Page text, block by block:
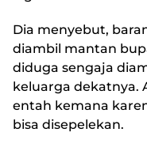
Dia menyebut,
diambil mantan
diduga sengaja
keluarga dekatnya.
entah kemana
bisa disepelekan.